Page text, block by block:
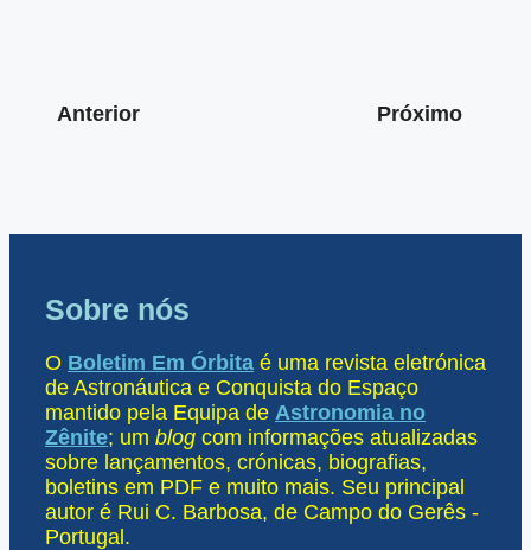
Anterior Próximo
Sobre nós
O Boletim Em Órbita é uma revista eletrónica
de Astronáutica e Conquista do Espaço
mantido pela Equipa de Astronomia no
Zênite; um blog com informações atualizadas
sobre lançamentos, crónicas, biografias,
boletins em PDF e muito mais. Seu principal
autor é Rui C. Barbosa, de Campo do Gerês -
Portugal.